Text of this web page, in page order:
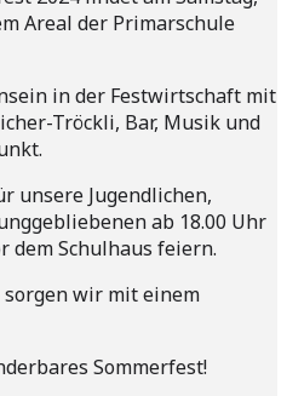
Areal der Primarschule
in der Festwirtschaft mit
Tröckli, Bar, Musik und
unsere Jugendlichen,
ab 18.00 Uhr
dem Schulhaus feiern.
wir mit einem
Sommerfest!